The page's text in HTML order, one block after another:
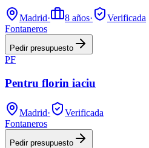
Madrid· 8 años·
Verificada
Fontaneros
Pedir presupuesto
PF
Pentru florin iaciu
Madrid·
Verificada
Fontaneros
Pedir presupuesto